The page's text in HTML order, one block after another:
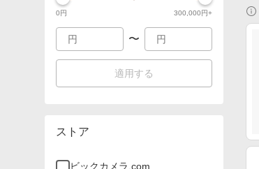
0円 300,000円+
〜
適用する
ストア
ビックカメラ.com